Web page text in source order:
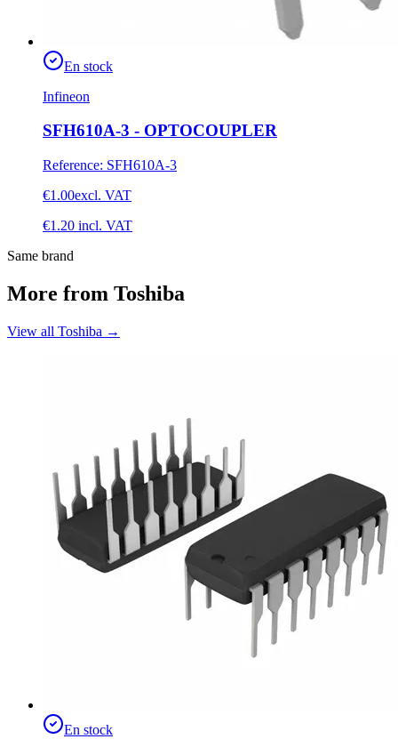
En stock
Infineon
SFH610A-3 - OPTOCOUPLER
Reference: SFH610A-3
€1.00excl. VAT
€1.20 incl. VAT
Same brand
More from Toshiba
View all Toshiba →
En stock